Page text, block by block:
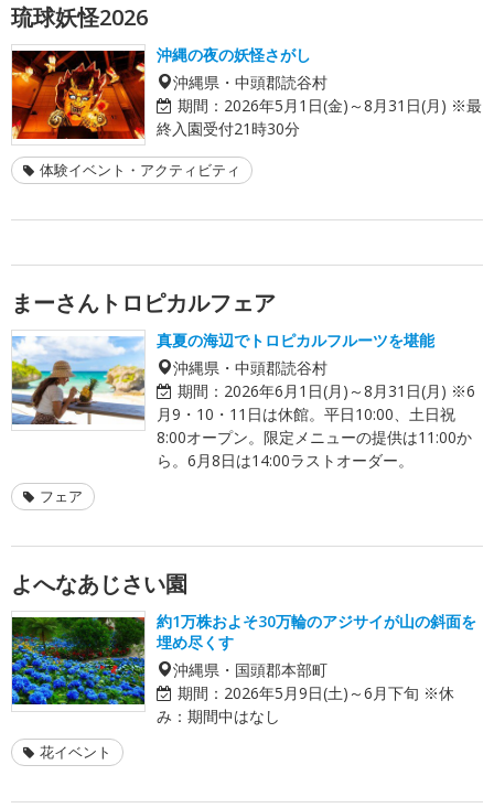
琉球妖怪2026
沖縄の夜の妖怪さがし
沖縄県・中頭郡読谷村
期間： 2026年5月1日(金)～8月31日(月) ※最
終入園受付21時30分
体験イベント・アクティビティ
まーさんトロピカルフェア
真夏の海辺でトロピカルフルーツを堪能
沖縄県・中頭郡読谷村
期間： 2026年6月1日(月)～8月31日(月) ※6
月9・10・11日は休館。平日10:00、土日祝
8:00オープン。限定メニューの提供は11:00か
ら。6月8日は14:00ラストオーダー。
フェア
よへなあじさい園
約1万株およそ30万輪のアジサイが山の斜面を
埋め尽くす
沖縄県・国頭郡本部町
期間： 2026年5月9日(土)～6月下旬 ※休
み：期間中はなし
花イベント